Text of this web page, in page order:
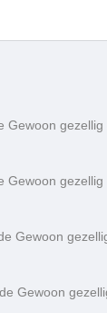
Gewoon
Gewoon
Gewoon
Gewoon